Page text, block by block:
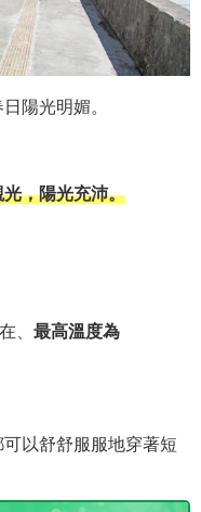
陽光明媚。
，陽光充沛。
在、 最高溫度為
以舒舒服服地穿著短